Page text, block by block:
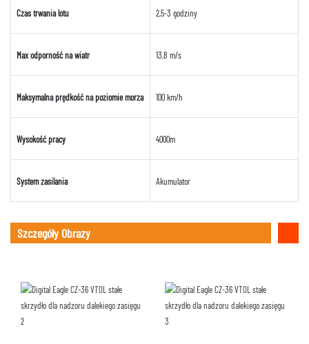
Czas trwania lotu 2,5-3 godziny
Max odporność na wiatr 13,8 m/s
Maksymalna prędkość na poziomie morza 100 km/h
Wysokość pracy 4000m
System zasilania Akumulator
Szczegóły Obrazy